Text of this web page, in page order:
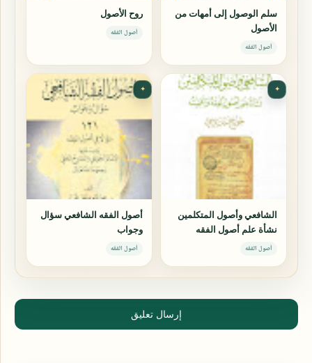
سلم الوصول إلى أمهات من
الأصول
أصول الفقه
روح الأصول
أصول الفقه
✦
الشافعي وأصول المتكلمين
نشأة علم أصول الفقه
وأهميته
أصول الفقه
✦
أصول الفقه الشافعي سؤال
وجواب
أصول الفقه
إرسال تعليق